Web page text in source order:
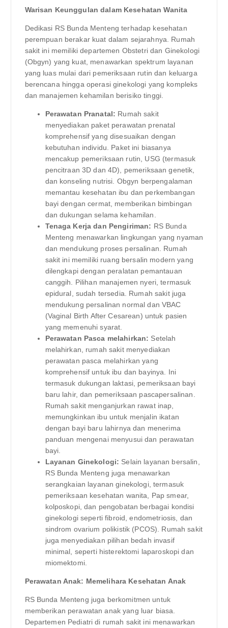
Warisan Keunggulan dalam Kesehatan Wanita
Dedikasi RS Bunda Menteng terhadap kesehatan
perempuan berakar kuat dalam sejarahnya. Rumah
sakit ini memiliki departemen Obstetri dan Ginekologi
(Obgyn) yang kuat, menawarkan spektrum layanan
yang luas mulai dari pemeriksaan rutin dan keluarga
berencana hingga operasi ginekologi yang kompleks
dan manajemen kehamilan berisiko tinggi.
Perawatan Pranatal: Rumah sakit
menyediakan paket perawatan prenatal
komprehensif yang disesuaikan dengan
kebutuhan individu. Paket ini biasanya
mencakup pemeriksaan rutin, USG (termasuk
pencitraan 3D dan 4D), pemeriksaan genetik,
dan konseling nutrisi. Obgyn berpengalaman
memantau kesehatan ibu dan perkembangan
bayi dengan cermat, memberikan bimbingan
dan dukungan selama kehamilan.
Tenaga Kerja dan Pengiriman: RS Bunda
Menteng menawarkan lingkungan yang nyaman
dan mendukung proses persalinan. Rumah
sakit ini memiliki ruang bersalin modern yang
dilengkapi dengan peralatan pemantauan
canggih. Pilihan manajemen nyeri, termasuk
epidural, sudah tersedia. Rumah sakit juga
mendukung persalinan normal dan VBAC
(Vaginal Birth After Cesarean) untuk pasien
yang memenuhi syarat.
Perawatan Pasca melahirkan: Setelah
melahirkan, rumah sakit menyediakan
perawatan pasca melahirkan yang
komprehensif untuk ibu dan bayinya. Ini
termasuk dukungan laktasi, pemeriksaan bayi
baru lahir, dan pemeriksaan pascapersalinan.
Rumah sakit menganjurkan rawat inap,
memungkinkan ibu untuk menjalin ikatan
dengan bayi baru lahirnya dan menerima
panduan mengenai menyusui dan perawatan
bayi.
Layanan Ginekologi: Selain layanan bersalin,
RS Bunda Menteng juga menawarkan
serangkaian layanan ginekologi, termasuk
pemeriksaan kesehatan wanita, Pap smear,
kolposkopi, dan pengobatan berbagai kondisi
ginekologi seperti fibroid, endometriosis, dan
sindrom ovarium polikistik (PCOS). Rumah sakit
juga menyediakan pilihan bedah invasif
minimal, seperti histerektomi laparoskopi dan
miomektomi.
Perawatan Anak: Memelihara Kesehatan Anak
RS Bunda Menteng juga berkomitmen untuk
memberikan perawatan anak yang luar biasa.
Departemen Pediatri di rumah sakit ini menawarkan